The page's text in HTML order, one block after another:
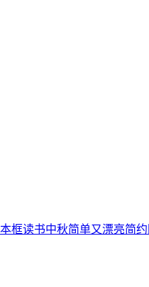
框读书中秋简单又漂亮简约